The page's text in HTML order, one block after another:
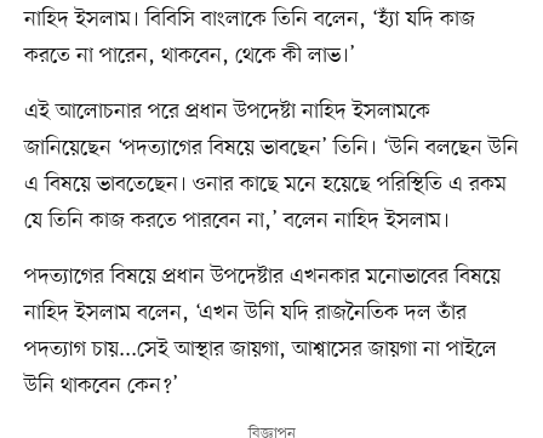
নাহিদ ইসলাম। বিবিসি বাংলাকে তিনি বলেন, ‘হ্যাঁ যদি কাজ
করতে না পারেন, থাকবেন, থেকে কী লাভ।’
এই আলোচনার পরে প্রধান উপদেষ্টা নাহিদ ইসলামকে
জানিয়েছেন ‘পদত্যাগের বিষয়ে ভাবছেন’ তিনি। ‘উনি বলছেন উনি
এ বিষয়ে ভাবতেছেন। ওনার কাছে মনে হয়েছে পরিস্থিতি এ রকম
যে তিনি কাজ করতে পারবেন না,’ বলেন নাহিদ ইসলাম।
পদত্যাগের বিষয়ে প্রধান উপদেষ্টার এখনকার মনোভাবের বিষয়ে
নাহিদ ইসলাম বলেন, ‘এখন উনি যদি রাজনৈতিক দল তাঁর
পদত্যাগ চায়...সেই আস্থার জায়গা, আশ্বাসের জায়গা না পাইলে
উনি থাকবেন কেন?’